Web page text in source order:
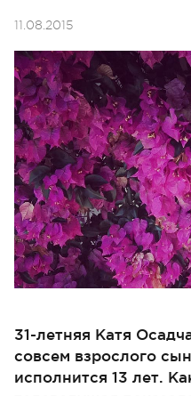
11.08.2015
31-летняя Катя
совсем взрослого
исполнится 13 лет.